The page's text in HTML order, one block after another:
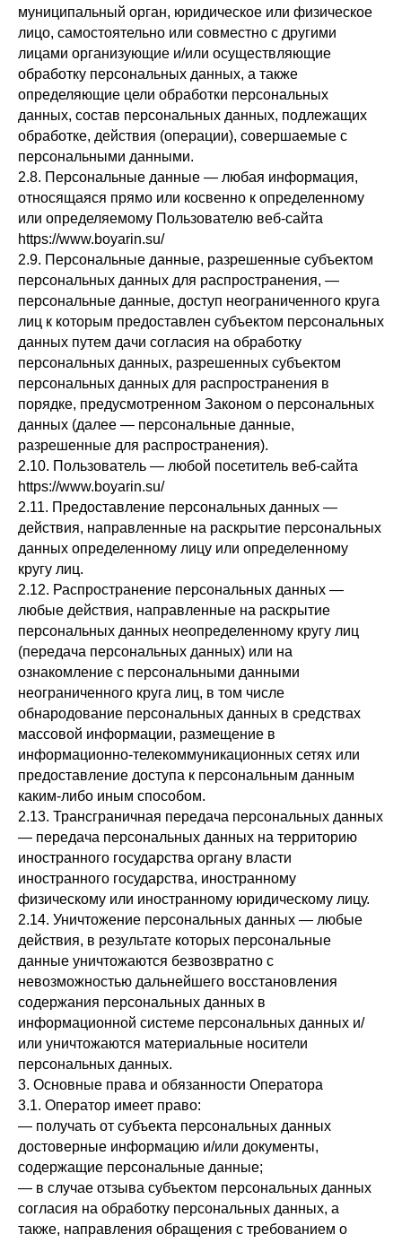
муниципальный орган, юридическое или физическое
лицо, самостоятельно или совместно с другими
лицами организующие и/или осуществляющие
обработку персональных данных, а также
определяющие цели обработки персональных
данных, состав персональных данных, подлежащих
обработке, действия (операции), совершаемые с
персональными данными.
2.8. Персональные данные — любая информация,
относящаяся прямо или косвенно к определенному
или определяемому Пользователю веб-сайта
https://www.boyarin.su/
2.9. Персональные данные, разрешенные субъектом
персональных данных для распространения, —
персональные данные, доступ неограниченного круга
лиц к которым предоставлен субъектом персональных
данных путем дачи согласия на обработку
персональных данных, разрешенных субъектом
персональных данных для распространения в
порядке, предусмотренном Законом о персональных
данных (далее — персональные данные,
разрешенные для распространения).
2.10. Пользователь — любой посетитель веб-сайта
https://www.boyarin.su/
2.11. Предоставление персональных данных —
действия, направленные на раскрытие персональных
данных определенному лицу или определенному
кругу лиц.
2.12. Распространение персональных данных —
любые действия, направленные на раскрытие
персональных данных неопределенному кругу лиц
(передача персональных данных) или на
ознакомление с персональными данными
неограниченного круга лиц, в том числе
обнародование персональных данных в средствах
массовой информации, размещение в
информационно-телекоммуникационных сетях или
предоставление доступа к персональным данным
каким-либо иным способом.
2.13. Трансграничная передача персональных данных
— передача персональных данных на территорию
иностранного государства органу власти
иностранного государства, иностранному
физическому или иностранному юридическому лицу.
2.14. Уничтожение персональных данных — любые
действия, в результате которых персональные
данные уничтожаются безвозвратно с
невозможностью дальнейшего восстановления
содержания персональных данных в
информационной системе персональных данных и/
или уничтожаются материальные носители
персональных данных.
3. Основные права и обязанности Оператора
3.1. Оператор имеет право:
— получать от субъекта персональных данных
достоверные информацию и/или документы,
содержащие персональные данные;
— в случае отзыва субъектом персональных данных
согласия на обработку персональных данных, а
также, направления обращения с требованием о